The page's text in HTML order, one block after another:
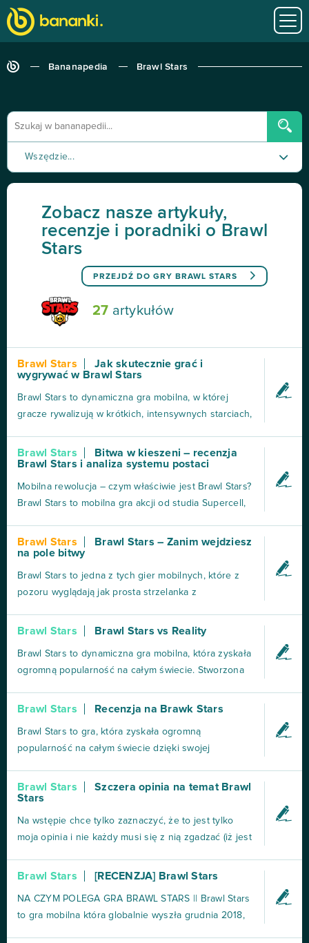
Bananapedia Brawl Stars
Wszędzie...
Recenzja
Tutorial
Zobacz nasze artykuły,
recenzje i poradniki o Brawl
Stars
PRZEJDŹ DO GRY BRAWL STARS
27 artykułów
Brawl Stars
Jak skutecznie grać i
wygrywać w Brawl Stars
Brawl Stars to dynamiczna gra mobilna, w której
gracze rywalizują w krótkich, intensywnych starciach,
Zadymiarzami. Każdy Zadymiarz posiada własny styl
gry, atak podstawowy, superumiejętność oraz
gadżety i moce gwiezdne, które odblokowuje się
wraz z rozwojem pos...
Brawl Stars
Bitwa w kieszeni – recenzja
Brawl Stars i analiza systemu postaci
Mobilna rewolucja – czym właściwie jest Brawl Stars?
Brawl Stars to mobilna gra akcji od studia Supercell,
Royale. W odróżnieniu od ich poprzednich tytułów,
Brawl Stars stawia na dynamiczne,
kilku(nasto)sekundowe starcia w czasie
rzeczywistym, w kt...
Brawl Stars
Brawl Stars – Zanim wejdziesz
na pole bitwy
Brawl Stars to jedna z tych gier mobilnych, które z
pozoru wyglądają jak prosta strzelanka z
się zaskakująco złożonym systemem rywalizacji,
po raz pierwszy uruchomisz grę, zostajesz wrzucony
w kolor...
Brawl Stars Brawl Stars vs Reality
Brawl Stars to dynamiczna gra mobilna, która zyskała
ogromną popularność na całym świecie. Stworzona
Clans czy Clash Royale), oferuje graczom
można rozgrywać zarówno solo, jak i w
drużynie.Rozgrywka...
Brawl Stars Recenzja na Brawk Stars
Brawl Stars to gra, która zyskała ogromną
popularność na całym świecie dzięki swojej
przez Supercell, twórców takich gier jak Clash Royale
czy Clash of Clans, gra łączy elementy strzelanek,
rywalizacji drużynowej oraz akcji w czasie
rzeczywistym. Na pie...
Brawl Stars
Szczera opinia na temat Brawl
Stars
Na wstępie chce tylko zaznaczyć, że to jest tylko
moja opinia i nie każdy musi się z nią zgadzać (iż jest
nawet z tego tłumaczyć). Chciałabym zwrócić uwagę
bardziej monetyzowane. Mam konkretnie na my...
Brawl Stars [RECENZJA] Brawl Stars
NA CZYM POLEGA GRA BRAWL STARS || Brawl Stars
to gra mobilna która globalnie wyszła grudnia 2018,